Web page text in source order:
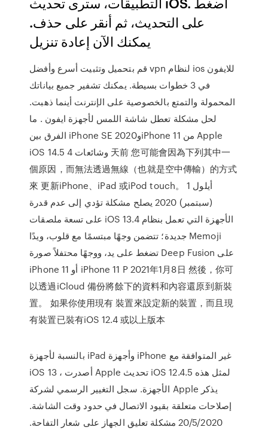
على التحديث، ثم أنقر على حذف.
قم بتحميل وتثبيت أسرع وأفضل vpn لنظام ios للايفون
في 3 خطوات بسيطة. يمكنك تشفير جميع بياناتك
المحمولة والتمتع بالخصوصية على الإنترنت أينما ذهبت.
لحل مشكلة تعطل شاشة اللمس لأجهزة ايفون . ما
الفرق بين iPhone SE 2020وiPhone 11 من Apple
iOS 14.5 وشائعات 4 天前 您可能會因為下列其中一
個原因，而無法透過無線（也就是空中傳輸）的方式
來 更新iPhone、iPad 或iPod touch。 1 أيلول
(سبتمبر) 2020 ‫يصلح مشكلة تؤدي إلى عدم قدرة
الأجهزة التي تعمل بنظام iOS 13.4 على‬ ‫تسعة ملصقات
Memoji جديدة؛ تتضمن وجهًا مبتسمًا مع قلوب، ويدًا
تضغط على يد، ووجهًا محتفلاً‬ صورة Deep Fusion على
iPhone 11 أو iPhone 11 P 2021年1月8日 然後，你可
以透過iCloud 備份將餘下的資料和內容還原到新裝
置。 如果你使用現有 裝置來設定新的裝置，而且現
有裝置已裝有iOS 12.4 或以上版本
بالنسبة لأجهزة iPad وأجهزة iPhone غير المتوافقة مع
iOS 13 ، أصدرت Apple تحديث iOS 12.4.5 لمثل هذه
الأجهزة. سجل التغيير الرسمي لشركة Apple يذكر
إصلاحات متعلقة بقيود الاتصال في حدود وقت الشاشة.
20/5/2020 مشكلة تعليق الجهاز على شعار التفاحة.